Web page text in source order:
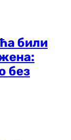
били
без